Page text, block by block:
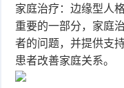
家庭治疗：边缘型人
重要的一部分，家庭
者的问题，并提供支
患者改善家庭关系。